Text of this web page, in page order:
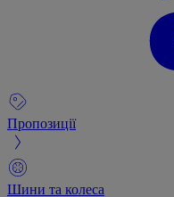
Пропозиції
Шини та колеса